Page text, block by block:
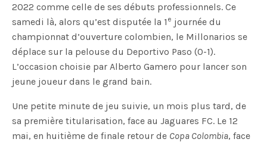
2022 comme celle de ses débuts professionnels. Ce
samedi là, alors qu’est disputée la 1 e journée du
championnat d’ouverture colombien, le Millonarios se
déplace sur la pelouse du Deportivo Paso (0-1).
L’occasion choisie par Alberto Gamero pour lancer son
jeune joueur dans le grand bain.
Une petite minute de jeu suivie, un mois plus tard, de
sa première titularisation, face au Jaguares FC. Le 12
mai, en huitième de finale retour de Copa Colombia, face